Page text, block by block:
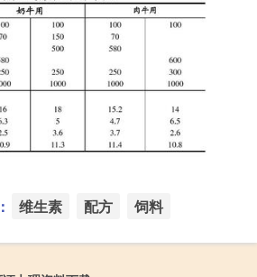
维生素 配方 饲料